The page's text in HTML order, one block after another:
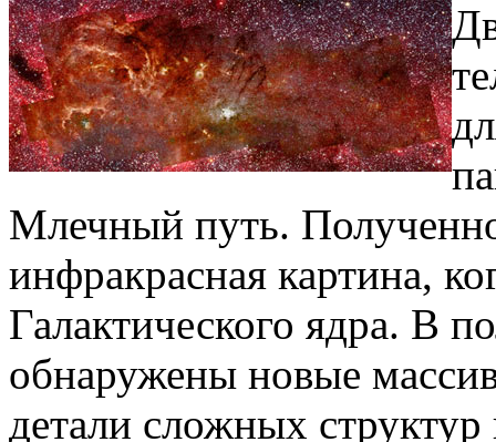
Млечный путь.
инфракрасная картина,
Галактического ядра. В
обнаружены новые
детали сложных структур